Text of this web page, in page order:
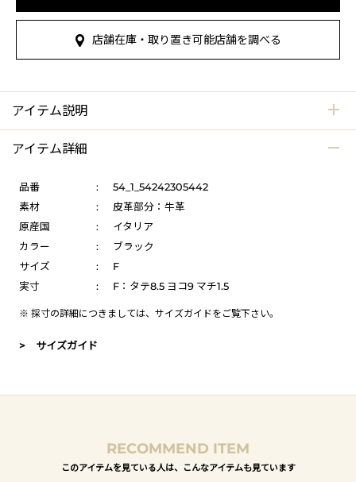
店舗在庫・取り置き可能店舗を調べる
アイテム説明
アイテム詳細
品番 :
54_1_54242305442
素材
:
皮革部分：牛革
原産国
:
イタリア
カラー
:
ブラック
サイズ
:
F
実寸
: F：タテ8.5 ヨコ9 マチ1.5
※ 採寸の詳細につきましては、 サイズガイドをご覧下さい。
> サイズガイド
RECOMMEND ITEM
このアイテムを見ている人は、こんなアイテムも見ています